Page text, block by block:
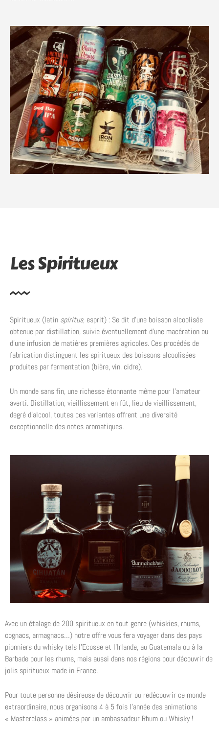
Les Spiritueux
Spiritueux (latin spiritus, esprit) : Se dit d’une boisson alcoolisée
obtenue par distillation, suivie éventuellement d’une macération ou
d’une infusion de matières premières agricoles. Ces procédés de
fabrication distinguent les spiritueux des boissons alcoolisées
produites par fermentation (bière, vin, cidre).
Un monde sans fin, une richesse étonnante même pour l’amateur
averti. Distillation, vieillissement en fût, lieu de vieillissement,
degré d’alcool, toutes ces variantes offrent une diversité
exceptionnelle des notes aromatiques.
Avec un étalage de 200 spiritueux en tout genre (whiskies, rhums,
cognacs, armagnacs…) notre offre vous fera voyager dans des pays
pionniers du whisky tels l’Ecosse et l’Irlande, au Guatemala ou à la
Barbade pour les rhums, mais aussi dans nos régions pour découvrir de
jolis spiritueux made in France.
Pour toute personne désireuse de découvrir ou redécouvrir ce monde
extraordinaire, nous organisons 4 à 5 fois l’année des animations
« Masterclass » animées par un ambassadeur Rhum ou Whisky !